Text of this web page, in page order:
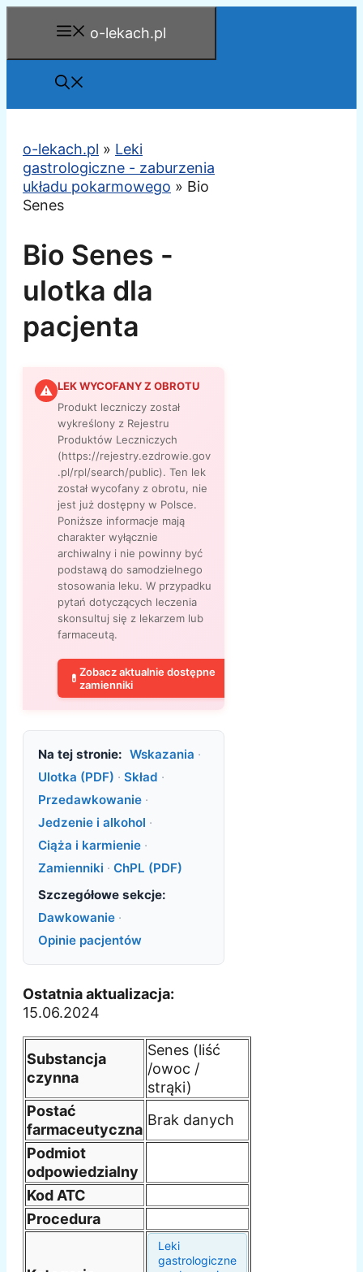
o-lekach.pl
o-lekach.pl » Leki
gastrologiczne - zaburzenia
układu pokarmowego » Bio
Senes
Bio Senes -
ulotka dla
pacjenta
⚠ LEK WYCOFANY Z OBROTU
Produkt leczniczy został
wykreślony z Rejestru
Produktów Leczniczych
(https://rejestry.ezdrowie.gov
.pl/rpl/search/public). Ten lek
został wycofany z obrotu, nie
jest już dostępny w Polsce.
Poniższe informacje mają
charakter wyłącznie
archiwalny i nie powinny być
podstawą do samodzielnego
stosowania leku. W przypadku
pytań dotyczących leczenia
skonsultuj się z lekarzem lub
farmaceutą.
💊 Zobacz aktualnie dostępne
zamienniki
Na tej stronie: Wskazania ·
Ulotka (PDF) · Skład ·
Przedawkowanie ·
Jedzenie i alkohol ·
Ciąża i karmienie ·
Zamienniki · ChPL (PDF)
Szczegółowe sekcje:
Dawkowanie ·
Opinie pacjentów
Ostatnia aktualizacja:
15.06.2024
Substancja
czynna
Senes (liść
/owoc /
strąki)
Postać
farmaceutyczna
Brak danych
Podmiot
odpowiedzialny
Kod ATC
Procedura
Leki
gastrologiczne